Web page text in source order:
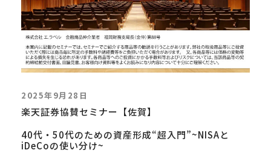
2025年9月28日
楽天証券協賛セミナー【佐賀】
40代・50代のための資産形成“超入門”~NISAと
iDeCoの使い分け~